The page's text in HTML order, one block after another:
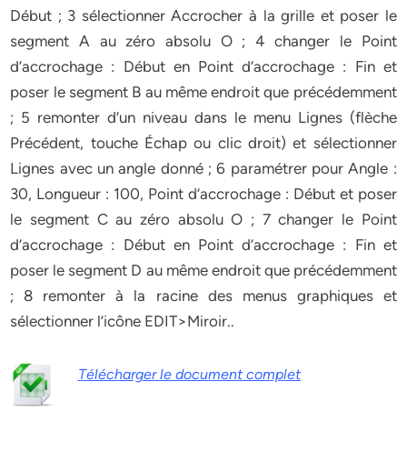
Début ; 3 sélectionner Accrocher à la grille et poser le
segment A au zéro absolu O ; 4 changer le Point
d’accrochage : Début en Point d’accrochage : Fin et
poser le segment B au même endroit que précédemment
; 5 remonter d’un niveau dans le menu Lignes (flèche
Précédent, touche Échap ou clic droit) et sélectionner
Lignes avec un angle donné ; 6 paramétrer pour Angle :
30, Longueur : 100, Point d’accrochage : Début et poser
le segment C au zéro absolu O ; 7 changer le Point
d’accrochage : Début en Point d’accrochage : Fin et
poser le segment D au même endroit que précédemment
; 8 remonter à la racine des menus graphiques et
sélectionner l’icône EDIT>Miroir..
Télécharger le document complet